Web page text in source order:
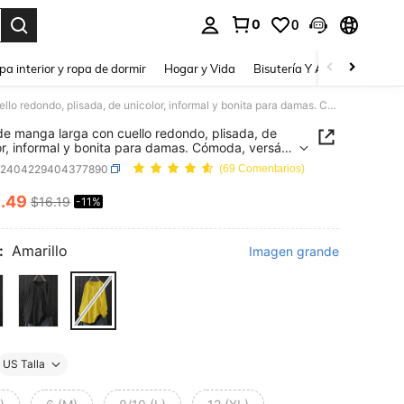
0 0
interior y ropa de dormir Hogar y Vida Bisutería Y Accesorios
Blusa de manga larga con cuello redondo, plisada, de unicolor, informal y bonita para damas. Cómoda, versátil, adecuada para la playa, vacaciones, trabajo, primavera/verano/otoño.
manga larga con cuello redondo, plisada, de
informal y bonita para damas. Cómoda, versátil,
para la playa, vacaciones, trabajo,
verano/otoño.
(69 Comentarios)
AND AVAILABILITY
.49 $16.19 -11%
Amarillo Imagen grande
US Talla